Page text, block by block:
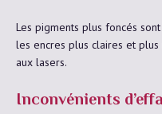
Les pigments plus foncés
les encres plus claires et
aux lasers.
Inconvénients